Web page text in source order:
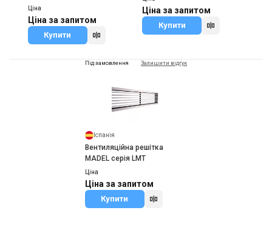
Ціна
Ціна за запитом
Купити
Ціна за запитом
Купити
Під замовлення Залишити відгук
Іспанія
Вентиляційна решітка
MADEL серія LMT
Ціна
Ціна за запитом
Купити